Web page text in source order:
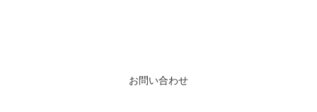
お問い合わせ